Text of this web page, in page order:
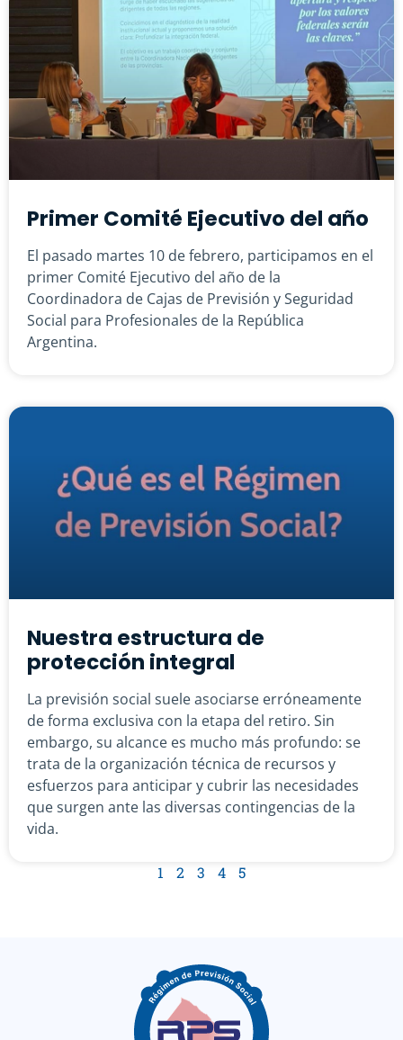
Primer Comité Ejecutivo del año
El pasado martes 10 de febrero, participamos en el
primer Comité Ejecutivo del año de la
Coordinadora de Cajas de Previsión y Seguridad
Social para Profesionales de la República
Argentina.
Nuestra estructura de
protección integral
La previsión social suele asociarse erróneamente
de forma exclusiva con la etapa del retiro. Sin
embargo, su alcance es mucho más profundo: se
trata de la organización técnica de recursos y
esfuerzos para anticipar y cubrir las necesidades
que surgen ante las diversas contingencias de la
vida.
1 2 3 4 5